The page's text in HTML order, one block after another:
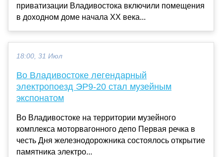
приватизации Владивостока включили помещения
в доходном доме начала XX века...
18:00, 31 Июл
Во Владивостоке легендарный
электропоезд ЭР9-20 стал музейным
экспонатом
Во Владивостоке на территории музейного
комплекса моторвагонного депо Первая речка в
честь Дня железнодорожника состоялось открытие
памятника электро...